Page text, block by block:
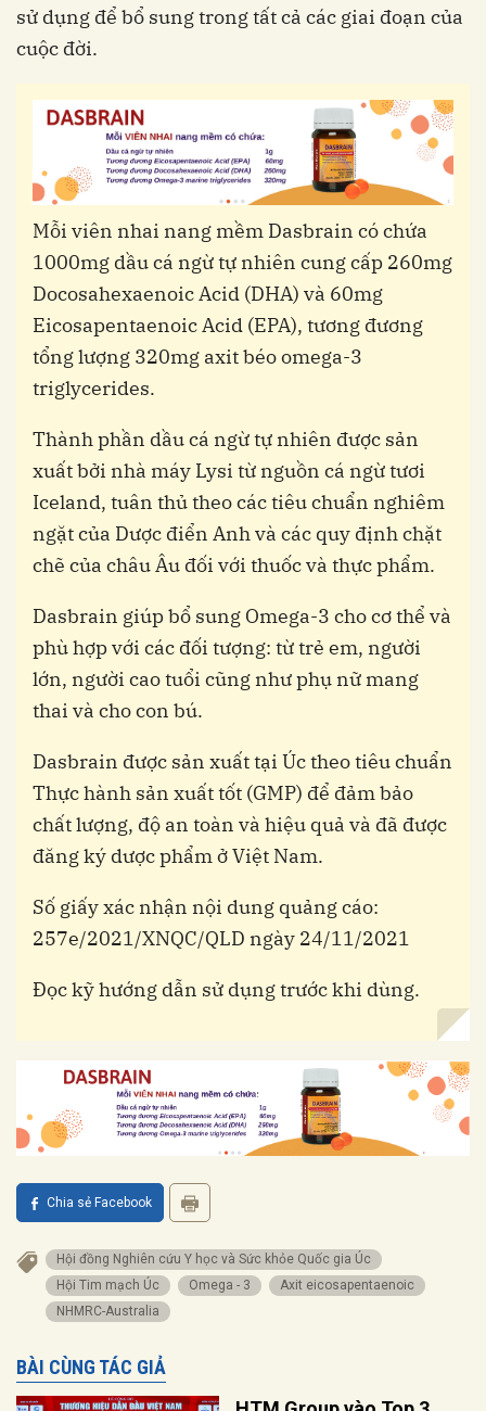
sử dụng để bổ sung trong tất cả các giai đoạn của
cuộc đời.
Mỗi viên nhai nang mềm Dasbrain có chứa
1000mg dầu cá ngừ tự nhiên cung cấp 260mg
Docosahexaenoic Acid (DHA) và 60mg
Eicosapentaenoic Acid (EPA), tương đương
tổng lượng 320mg axit béo omega-3
triglycerides.
Thành phần dầu cá ngừ tự nhiên được sản
xuất bởi nhà máy Lysi từ nguồn cá ngừ tươi
Iceland, tuân thủ theo các tiêu chuẩn nghiêm
ngặt của Dược điển Anh và các quy định chặt
chẽ của châu Âu đối với thuốc và thực phẩm.
Dasbrain giúp bổ sung Omega-3 cho cơ thể và
phù hợp với các đối tượng: từ trẻ em, người
lớn, người cao tuổi cũng như phụ nữ mang
thai và cho con bú.
Dasbrain được sản xuất tại Úc theo tiêu chuẩn
Thực hành sản xuất tốt (GMP) để đảm bảo
chất lượng, độ an toàn và hiệu quả và đã được
đăng ký dược phẩm ở Việt Nam.
Số giấy xác nhận nội dung quảng cáo:
257e/2021/XNQC/QLD ngày 24/11/2021
Đọc kỹ hướng dẫn sử dụng trước khi dùng.
Chia sẻ Facebook
Hội đồng Nghiên cứu Y học và Sức khỏe Quốc gia Úc
Hội Tim mạch Úc
Omega - 3
axit eicosapentaenoic
NHMRC-Australia
BÀI CÙNG TÁC GIẢ